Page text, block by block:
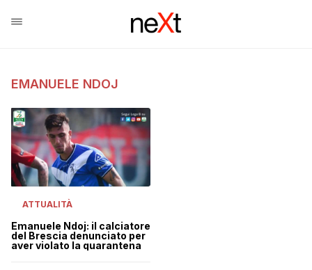
EMANUELE NDOJ
ATTUALITÀ
Emanuele Ndoj: il calciatore
del Brescia denunciato per
aver violato la quarantena